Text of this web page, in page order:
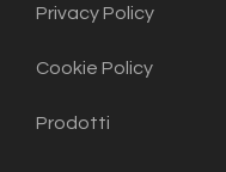
Privacy Policy
Cookie Policy
Prodotti